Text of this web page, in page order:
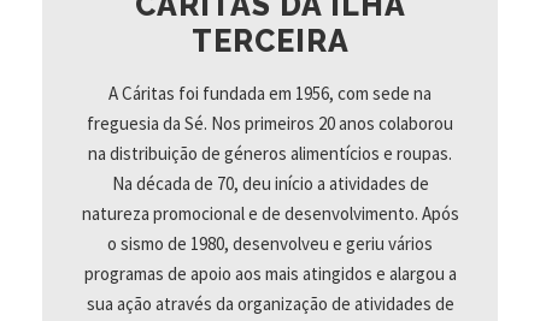
TERCEIRA
A Cáritas foi fundada em 1956, com sede na
freguesia da Sé. Nos primeiros 20 anos colaborou
na distribuição de géneros alimentícios e roupas.
Na década de 70, deu início a atividades de
natureza promocional e de desenvolvimento. Após
o sismo de 1980, desenvolveu e geriu vários
programas de apoio aos mais atingidos e alargou a
sua ação através da organização de atividades de